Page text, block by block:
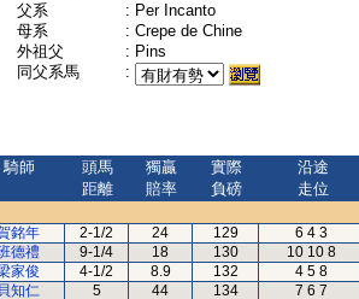
父系
: Per Incanto
母系
: Crepe de Chine
外祖父
: Pins
同父系馬
:
騎師
頭馬
距離
獨贏
賠率
實際
負磅
沿途
走位
銘年 2-1/2 24 129 6 4 3
德禮 9-1/4 18 130 10 10 8
家俊 4-1/2 8.9 132 4 5 8
貝知仁 5 44 134 7 6 7